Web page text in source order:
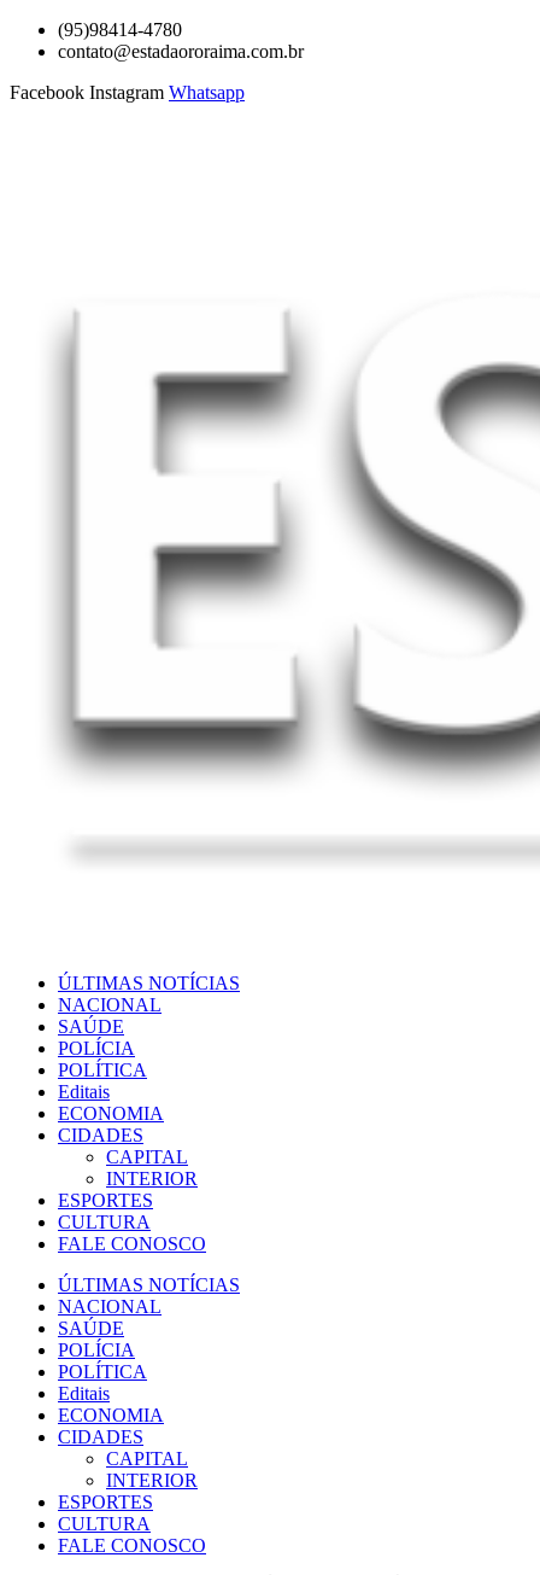
para
conteúdo
(95)98414-4780
contato@estadaororaima.com.br
Facebook Instagram Whatsapp
ÚLTIMAS NOTÍCIAS
NACIONAL
SAÚDE
POLÍCIA
POLÍTICA
Editais
ECONOMIA
CIDADES
CAPITAL
INTERIOR
ESPORTES
CULTURA
FALE CONOSCO
ÚLTIMAS NOTÍCIAS
NACIONAL
SAÚDE
POLÍCIA
POLÍTICA
Editais
ECONOMIA
CIDADES
CAPITAL
INTERIOR
ESPORTES
CULTURA
FALE CONOSCO